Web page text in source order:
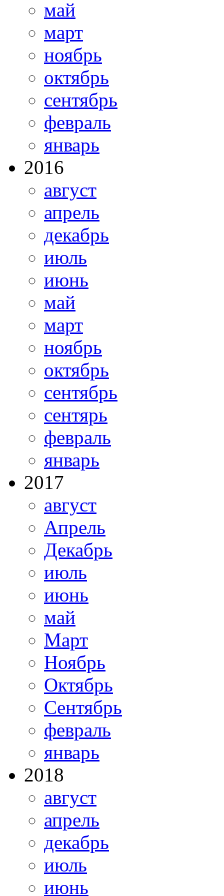
май
март
ноябрь
октябрь
сентябрь
февраль
январь
2016
август
апрель
декабрь
июль
июнь
май
март
ноябрь
октябрь
сентябрь
сентярь
февраль
январь
2017
август
Апрель
Декабрь
июль
июнь
май
Март
Ноябрь
Октябрь
Сентябрь
февраль
январь
2018
август
апрель
декабрь
июль
июнь